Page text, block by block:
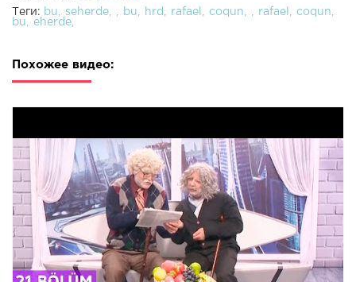
Теги: bu seherde bu hrd rafael coqun rafael
coqun
bu
eherde
Похожее видео: